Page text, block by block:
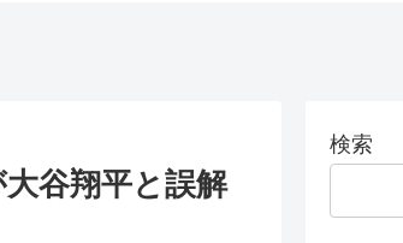
谷翔平と誤解
検索